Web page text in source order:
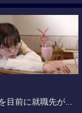
目前に就職先が...